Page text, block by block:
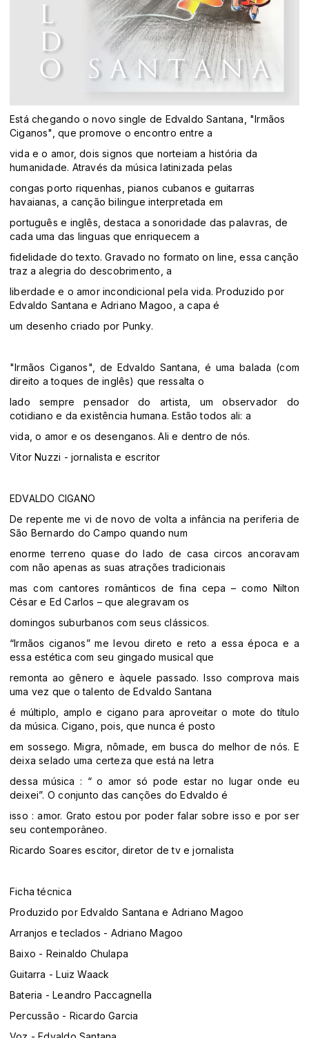
Está chegando o novo single de Edvaldo Santana, "Irmãos
Ciganos", que promove o encontro entre a
vida e o amor, dois signos que norteiam a história da
humanidade. Através da música latinizada pelas
congas porto riquenhas, pianos cubanos e guitarras
havaianas, a canção bilingue interpretada em
português e inglês, destaca a sonoridade das palavras, de
cada uma das linguas que enriquecem a
fidelidade do texto. Gravado no formato on line, essa canção
traz a alegria do descobrimento, a
liberdade e o amor incondicional pela vida. Produzido por
Edvaldo Santana e Adriano Magoo, a capa é
um desenho criado por Punky.
"Irmãos Ciganos", de Edvaldo Santana, é uma balada (com
direito a toques de inglês) que ressalta o
lado sempre pensador do artista, um observador do
cotidiano e da existência humana. Estão todos ali: a
vida, o amor e os desenganos. Ali e dentro de nós.
Vitor Nuzzi - jornalista e escritor
EDVALDO CIGANO
De repente me vi de novo de volta a infância na periferia de
São Bernardo do Campo quando num
enorme terreno quase do lado de casa circos ancoravam
com não apenas as suas atrações tradicionais
mas com cantores românticos de fina cepa – como Nilton
César e Ed Carlos – que alegravam os
domingos suburbanos com seus clássicos.
“Irmãos ciganos” me levou direto e reto a essa época e a
essa estética com seu gingado musical que
remonta ao gênero e àquele passado. Isso comprova mais
uma vez que o talento de Edvaldo Santana
é múltiplo, amplo e cigano para aproveitar o mote do título
da música. Cigano, pois, que nunca é posto
em sossego. Migra, nômade, em busca do melhor de nós. E
deixa selado uma certeza que está na letra
dessa música : “ o amor só pode estar no lugar onde eu
deixei”. O conjunto das canções do Edvaldo é
isso : amor. Grato estou por poder falar sobre isso e por ser
seu contemporâneo.
Ricardo Soares escitor, diretor de tv e jornalista
Ficha técnica
Produzido por Edvaldo Santana e Adriano Magoo
Arranjos e teclados - Adriano Magoo
Baixo - Reinaldo Chulapa
Guitarra - Luiz Waack
Bateria - Leandro Paccagnella
Percussão - Ricardo Garcia